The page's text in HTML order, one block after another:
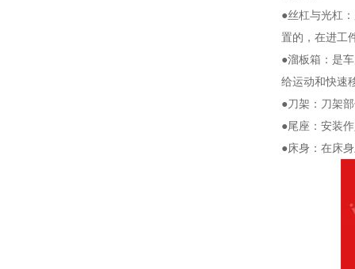
●丝杠与光杠
置的，在进工
●溜板箱：是
给运动和快速
●刀架：刀架
●尾座：安装
●床身：在床